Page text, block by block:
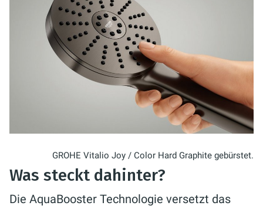
GROHE Vitalio Joy / Color Hard Graphite gebürstet.
Was steckt dahinter?
Die AquaBooster Technologie versetzt das